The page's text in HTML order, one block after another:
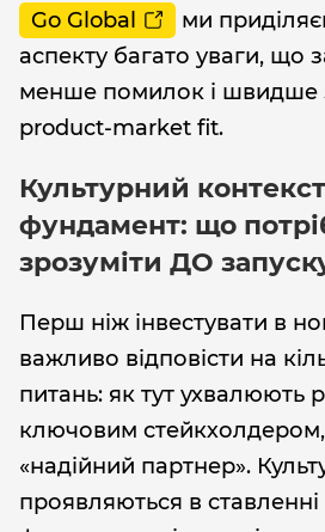
Go Global
ми
аспекту багато уваги, що
менше помилок і швидше
product-market fit.
Культурний
фундамент: що
зрозуміти ДО
Перш ніж інвестувати в
важливо відповісти на
питань: як тут ухвалюють
ключовим
«надійний партнер».
проявляються в ставленні